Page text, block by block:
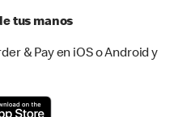
tus manos
& Pay en iOS o Android y